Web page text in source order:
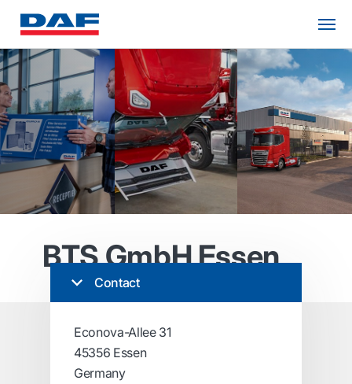
BTS GmbH Essen
Contact
Econova-Allee 31
45356 Essen
Germany